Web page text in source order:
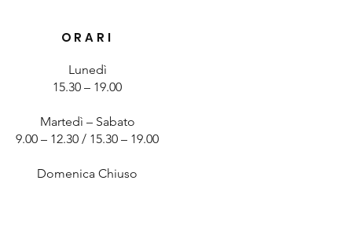
ORARI
Lunedì
15.30 – 19.00
Martedì – Sabato
9.00 – 12.30 / 15.30 – 19.00
Domenica Chiuso